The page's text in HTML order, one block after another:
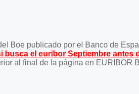
Boe publicado por el Banco de
busca el euribor Septiembre antes
al final de la página en EURIBOR